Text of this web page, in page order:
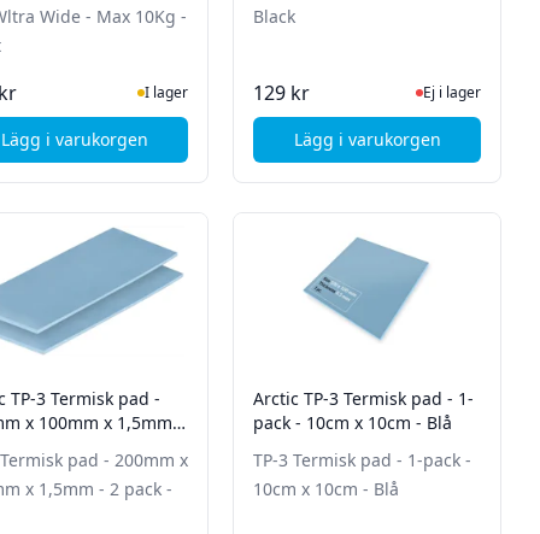
360 Kylare (svart)
Wide - Max 10Kg -
I lager
Lägg i varukorgen, Arctic X1-3D Bordsarm för upp till 43" Wltra Wide - Max
Black
129 kr Ej i lager, besök
Ej i lager
Lägg i varukorgen, Arctic Cooling F9
TP-3 Termisk pad -
x 100mm x 1,5mm -
pad - 200mm x
x 1,5mm - 2 pack -
Arctic TP-3 Termisk pad - 1-
pack - 10cm x 10cm - Blå
TP-3 Termisk pad - 1-pack -
10cm x 10cm - Blå